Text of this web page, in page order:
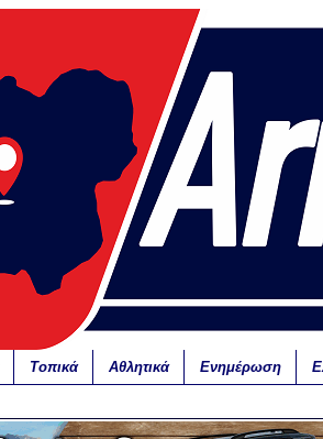
Τοπικά Αθλητικά Ενημέρωση